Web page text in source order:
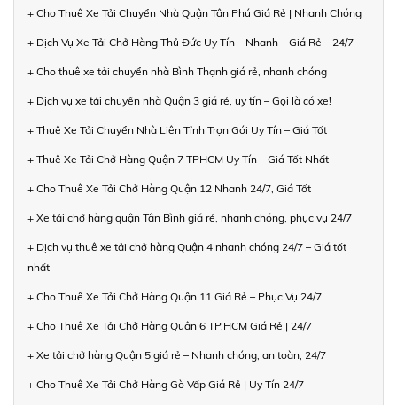
+ Cho Thuê Xe Tải Chuyển Nhà Quận Tân Phú Giá Rẻ | Nhanh Chóng
+ Dịch Vụ Xe Tải Chở Hàng Thủ Đức Uy Tín – Nhanh – Giá Rẻ – 24/7
+ Cho thuê xe tải chuyển nhà Bình Thạnh giá rẻ, nhanh chóng
+ Dịch vụ xe tải chuyển nhà Quận 3 giá rẻ, uy tín – Gọi là có xe!
+ Thuê Xe Tải Chuyển Nhà Liên Tỉnh Trọn Gói Uy Tín – Giá Tốt
+ Thuê Xe Tải Chở Hàng Quận 7 TPHCM Uy Tín – Giá Tốt Nhất
+ Cho Thuê Xe Tải Chở Hàng Quận 12 Nhanh 24/7, Giá Tốt
+ Xe tải chở hàng quận Tân Bình giá rẻ, nhanh chóng, phục vụ 24/7
+ Dịch vụ thuê xe tải chở hàng Quận 4 nhanh chóng 24/7 – Giá tốt
nhất
+ Cho Thuê Xe Tải Chở Hàng Quận 11 Giá Rẻ – Phục Vụ 24/7
+ Cho Thuê Xe Tải Chở Hàng Quận 6 TP.HCM Giá Rẻ | 24/7
+ Xe tải chở hàng Quận 5 giá rẻ – Nhanh chóng, an toàn, 24/7
+ Cho Thuê Xe Tải Chở Hàng Gò Vấp Giá Rẻ | Uy Tín 24/7